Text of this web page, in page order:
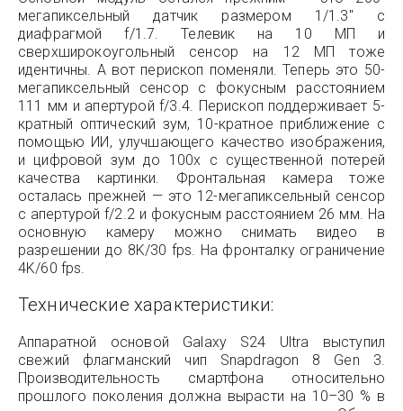
мегапиксельный датчик размером 1/1.3″ с
диафрагмой f/1.7. Телевик на 10 МП и
сверхширокоугольный сенсор на 12 МП тоже
идентичны. А вот перископ поменяли. Теперь это 50-
мегапиксельный сенсор с фокусным расстоянием
111 мм и апертурой f/3.4. Перископ поддерживает 5-
кратный оптический зум, 10-кратное приближение с
помощью ИИ, улучшающего качество изображения,
и цифровой зум до 100x с существенной потерей
качества картинки. Фронтальная камера тоже
осталась прежней — это 12-мегапиксельный сенсор
с апертурой f/2.2 и фокусным расстоянием 26 мм. На
основную камеру можно снимать видео в
разрешении до 8K/30 fps. На фронталку ограничение
4K/60 fps.
Технические характеристики:
Аппаратной основой Galaxy S24 Ultra выступил
свежий флагманский чип Snapdragon 8 Gen 3.
Производительность смартфона относительно
прошлого поколения должна вырасти на 10–30 % в